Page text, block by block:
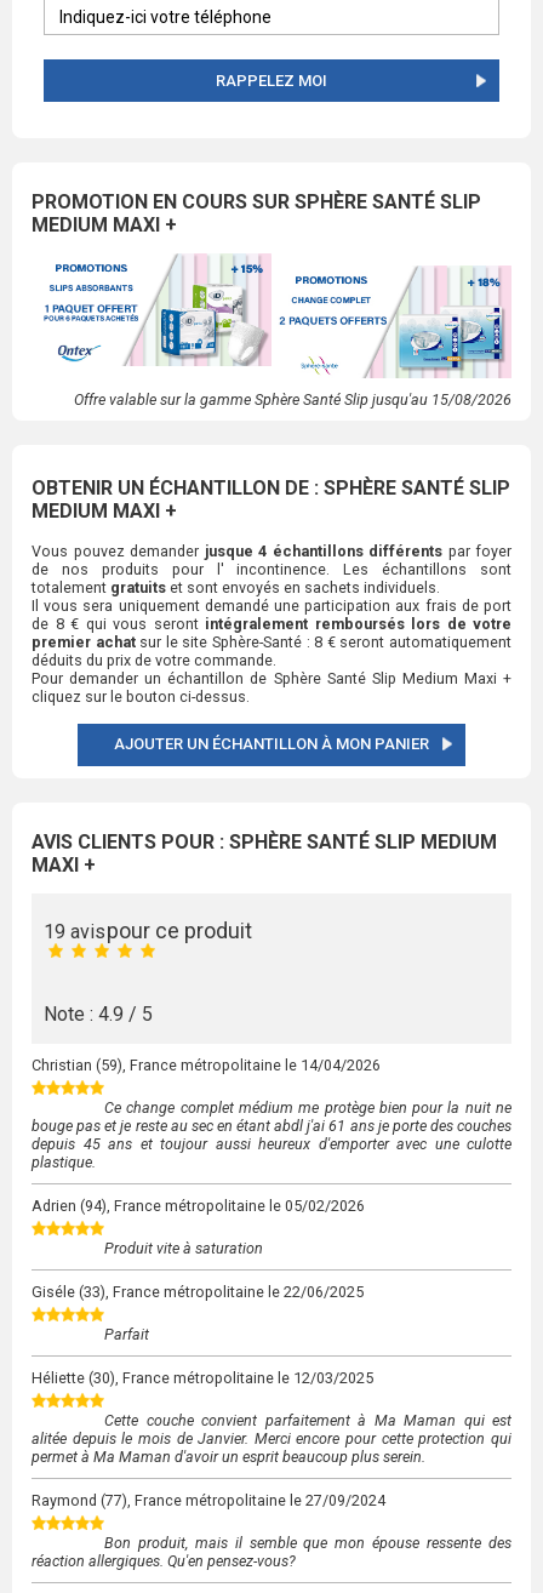
RAPPELEZ MOI
PROMOTION EN COURS SUR SPHÈRE SANTÉ SLIP
MEDIUM MAXI +
Offre valable sur la gamme Sphère Santé Slip jusqu'au 15/08/2026
OBTENIR UN ÉCHANTILLON DE : SPHÈRE SANTÉ SLIP
MEDIUM MAXI +
Vous pouvez demander jusque 4 échantillons différents par foyer
de nos produits pour l' incontinence. Les échantillons sont
totalement gratuits et sont envoyés en sachets individuels.
Il vous sera uniquement demandé une participation aux frais de port
de 8 € qui vous seront intégralement remboursés lors de votre
premier achatsur le site Sphère-Santé : 8 € seront automatiquement
déduits du prix de votre commande.
Pour demander un échantillon de Sphère Santé Slip Medium Maxi +
cliquez sur le bouton ci-dessus.
AJOUTER UN ÉCHANTILLON À MON PANIER
AVIS CLIENTS POUR : SPHÈRE SANTÉ SLIP MEDIUM
MAXI +
19 avispour ce produit
Note : 4.9 / 5
Christian (59), France métropolitaine le 14/04/2026
Ce change complet médium me protège bien pour la nuit ne
bouge pas et je reste au sec en étant abdl j'ai 61 ans je porte des couches
depuis 45 ans et toujour aussi heureux d'emporter avec une culotte
plastique.
Adrien (94), France métropolitaine le 05/02/2026
Produit vite à saturation
Giséle (33), France métropolitaine le 22/06/2025
Parfait
Héliette (30), France métropolitaine le 12/03/2025
Cette couche convient parfaitement à Ma Maman qui est
alitée depuis le mois de Janvier. Merci encore pour cette protection qui
permet à Ma Maman d'avoir un esprit beaucoup plus serein.
Raymond (77), France métropolitaine le 27/09/2024
Bon produit, mais il semble que mon épouse ressente des
réaction allergiques. Qu'en pensez-vous?